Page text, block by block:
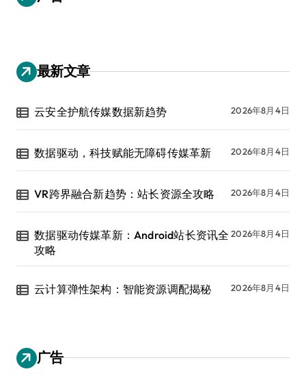
最新文章
云安全护航传媒数据新趋势 2026年8月4日
数据驱动，科技赋能无障碍传媒革新 2026年8月4日
VR跨界融合新趋势：站长资源全攻略 2026年8月4日
数据驱动传媒革新：Android站长资讯全
攻略
2026年8月4日
云计算弹性架构：智能资源调配揭秘 2026年8月4日
广告